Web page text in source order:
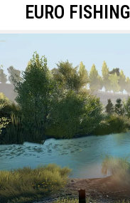
EURO FISHING